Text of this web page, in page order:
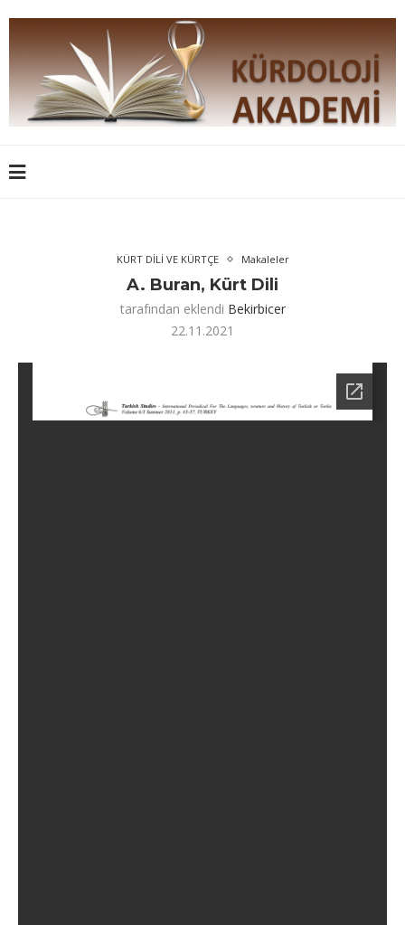
KÜRT DİLİ VE KÜRTÇE Makaleler
A. Buran, Kürt Dili
tarafından eklendi Bekirbicer
22.11.2021